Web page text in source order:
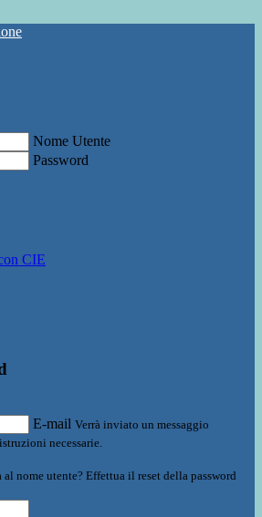
Nome Utente
Password
CIE
E-mail Verrà inviato un messaggio
necessarie.
nome utente? Effettua il reset della password